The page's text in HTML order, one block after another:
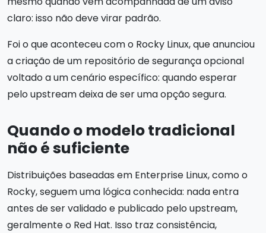
claro: isso não deve virar padrão.
Foi o que aconteceu com o Rocky Linux, que anunciou
a criação de um repositório de segurança opcional
voltado a um cenário específico: quando esperar
pelo upstream deixa de ser uma opção segura.
Quando o modelo tradicional
não é suficiente
Distribuições baseadas em Enterprise Linux, como o
Rocky, seguem uma lógica conhecida: nada entra
antes de ser validado e publicado pelo upstream,
geralmente o Red Hat. Isso traz consistência,